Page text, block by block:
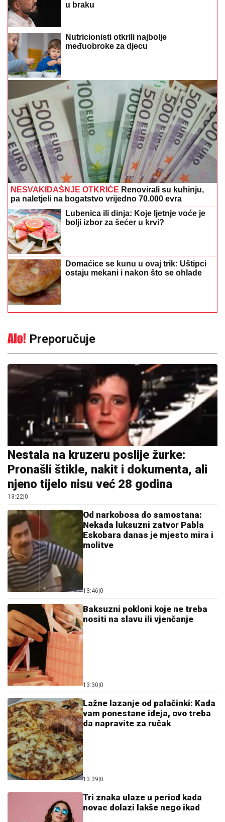
u braku
Nutricionisti otkrili najbolje
međuobroke za djecu
NESVAKIDAŠNJE OTKRIĆE Renovirali su kuhinju,
pa naletjeli na bogatstvo vrijedno 70.000 evra
Lubenica ili dinja: Koje ljetnje voće je
bolji izbor za šećer u krvi?
Domaćice se kunu u ovaj trik: Uštipci
ostaju mekani i nakon što se ohlade
Preporučuje
Nestala na kruzeru poslije žurke:
Pronašli štikle, nakit i dokumenta, ali
njeno tijelo nisu već 28 godina
13:22|0
Od narkobosa do samostana:
Nekada luksuzni zatvor Pabla
Eskobara danas je mjesto mira i
molitve
13:46|0
Baksuzni pokloni koje ne treba
nositi na slavu ili vjenčanje
13:30|0
Lažne lazanje od palačinki: Kada
vam ponestane ideja, ovo treba
da napravite za ručak
13:39|0
Tri znaka ulaze u period kada
novac dolazi lakše nego ikad